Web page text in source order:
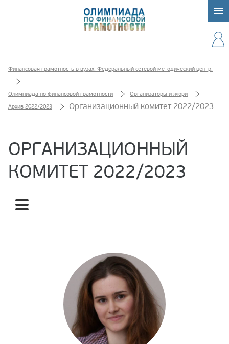
Финансовая грамотность в вузах. Федеральный сетевой методический центр.
Олимпиада по финансовой грамотности
Организаторы и жюри
Архив 2022/2023
Организационный комитет 2022/2023
ОРГАНИЗАЦИОННЫЙ
КОМИТЕТ 2022/2023
Организационный комитет 2022/2023